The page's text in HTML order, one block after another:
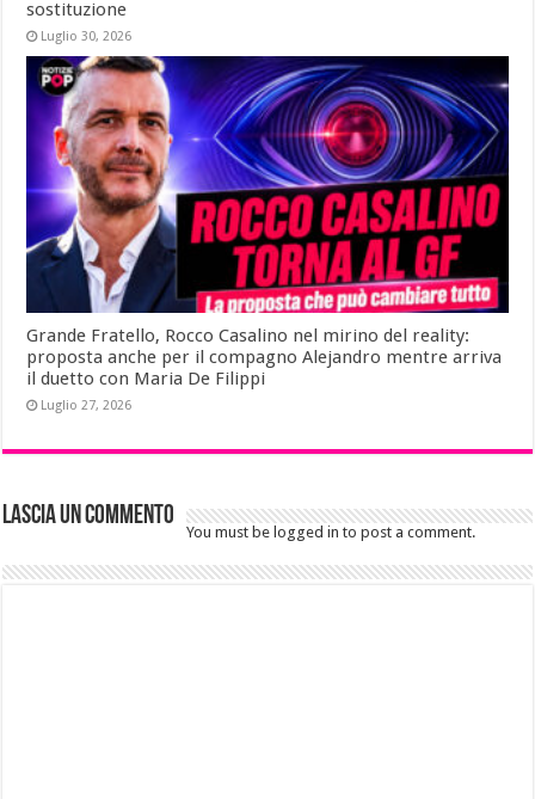
sostituzione
Luglio 30, 2026
Grande Fratello, Rocco Casalino nel mirino del reality:
proposta anche per il compagno Alejandro mentre arriva
il duetto con Maria De Filippi
Luglio 27, 2026
Lascia un commento
You must be logged in to post a comment.